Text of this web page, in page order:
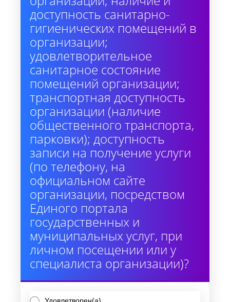
доступность санитарно-
гигиенических помещений в
организации;
удовлетворительное
санитарное состояние
помещений организации;
транспортная доступность
организации (наличие
общественного транспорта,
парковки); доступность
записи на получение услуги
(по телефону, на
официальном сайте
организации, посредством
Единого портала
государственных и
муниципальных услуг, при
личном посещении или у
специалиста организации)?